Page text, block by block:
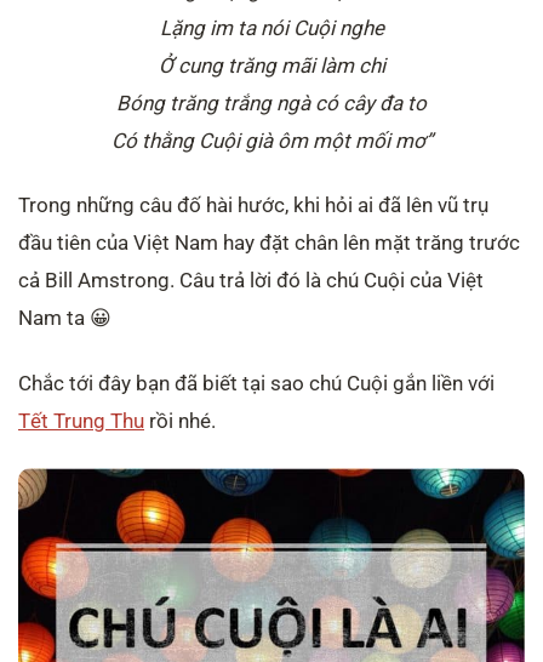
Lặng im ta nói Cuội nghe
Ở cung trăng mãi làm chi
Bóng trăng trắng ngà có cây đa to
Có thằng Cuội già ôm một mối mơ”
Trong những câu đố hài hước, khi hỏi ai đã lên vũ trụ
đầu tiên của Việt Nam hay đặt chân lên mặt trăng trước
cả Bill Amstrong. Câu trả lời đó là chú Cuội của Việt
Nam ta 😀
Chắc tới đây bạn đã biết tại sao chú Cuội gắn liền với
Tết Trung Thu rồi nhé.